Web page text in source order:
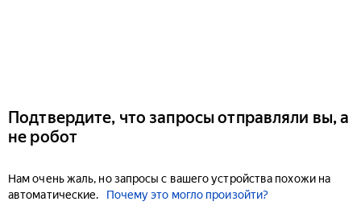
Подтвердите, что запросы отправляли вы, а
не робот
Нам очень жаль, но запросы с вашего устройства похожи на
автоматические.
Почему это могло произойти?